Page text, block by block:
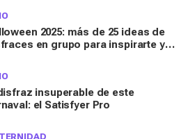
2025: más de 25 ideas de
en grupo para inspirarte y
insuperable de este
el Satisfyer Pro